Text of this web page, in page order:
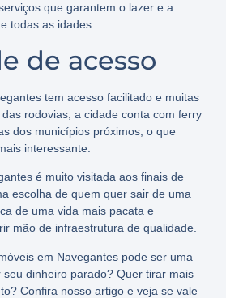
que garantem o lazer e a
todas as idades.
de acesso
tem acesso facilitado e muitas
rodovias, a cidade conta com ferry
dos municípios próximos, o que
interessante.
é muito visitada aos finais de
escolha de quem quer sair de uma
de uma vida mais pacata e
mão de infraestrutura de qualidade.
em Navegantes pode ser uma
dinheiro parado? Quer tirar mais
Confira nosso artigo e veja se vale